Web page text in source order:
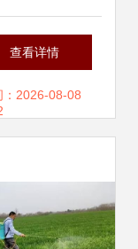
全方位推进农
害防治，守
查看详情
：2026-08-08